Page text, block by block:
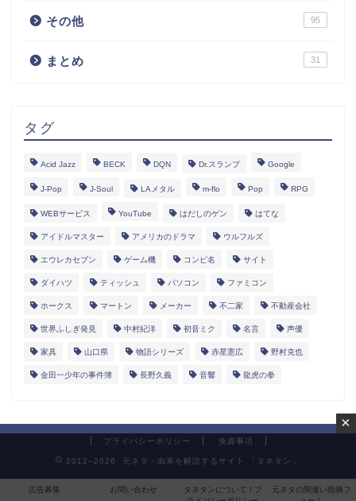
その他 95
まとめ 31
タグ
Acid Jazz BECK DQN Dr.スランプ Google
J-Pop J-Soul LAメタル m-flo Pop RPG
WEBサービス YouTube はだしのゲン はてな
アイドルマスター アメリカのドラマ ウルフルズ
エウレカセブン ゲーム機 コンピ名 サイト
ダイハツ ティッシュ パソコン ファミコン
ホークス マートン メーカー 不二家 不動産会社
世界ふしぎ発見 中村紀洋 初音ミク 名言 声優
家具 山口県 物語シリーズ 赤星憲広 野村克也
金田一少年の事件簿 長野久義 音響 龍虎の拳
プライバシーポリシー 免責事項
2012–2026 元ネタ・由来を解説するサイト 「タネタン」
広告募集 お問い合わせ
タネタンについて / プ
元ネタの間違い指摘フ
×